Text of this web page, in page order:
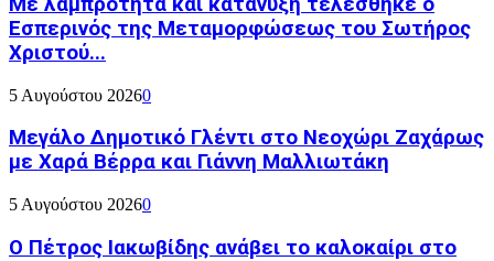
Εσπερινός της Μεταμορφώσεως του Σωτήρος
Χριστού...
5 Αυγούστου 20260
Μεγάλο Δημοτικό Γλέντι στο Νεοχώρι Ζαχάρως
με Χαρά Βέρρα και Γιάννη Μαλλιωτάκη
5 Αυγούστου 20260
Ο Πέτρος Ιακωβίδης ανάβει το καλοκαίρι στο